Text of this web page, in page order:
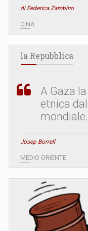
di Federica Zambino
CINA
la Repubblica
A Gaza
etnica
mondiale.
Josep Borrell
MEDIO ORIENTE